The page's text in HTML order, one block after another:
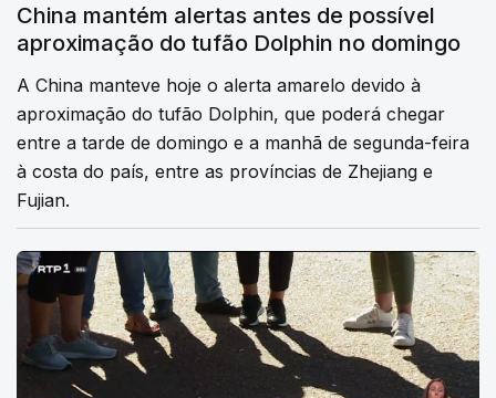
China mantém alertas antes de possível
aproximação do tufão Dolphin no domingo
A China manteve hoje o alerta amarelo devido à
aproximação do tufão Dolphin, que poderá chegar
entre a tarde de domingo e a manhã de segunda-feira
à costa do país, entre as províncias de Zhejiang e
Fujian.